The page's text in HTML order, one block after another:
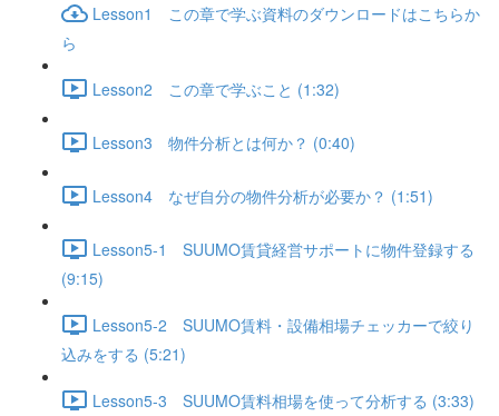
Lesson1 この章で学ぶ資料のダウンロードはこちらか
ら
Lesson2 この章で学ぶこと (1:32)
Lesson3 物件分析とは何か？ (0:40)
Lesson4 なぜ自分の物件分析が必要か？ (1:51)
Lesson5-1 SUUMO賃貸経営サポートに物件登録する
(9:15)
Lesson5-2 SUUMO賃料・設備相場チェッカーで絞り
込みをする (5:21)
Lesson5-3 SUUMO賃料相場を使って分析する (3:33)